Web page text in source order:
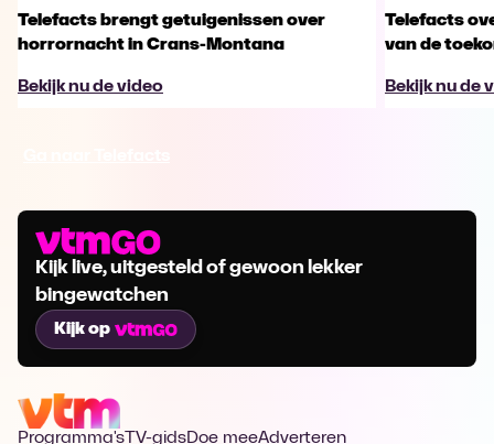
Telefacts brengt getuigenissen over
horrornacht in Crans-Montana
Bekijk nu de video
Telefacts
van de
Bekijk nu de
Kijk live, uitgesteld of gewoon lekker
bingewatchen
Kijk op
Programma's TV-gidsDoe meeAdverteren